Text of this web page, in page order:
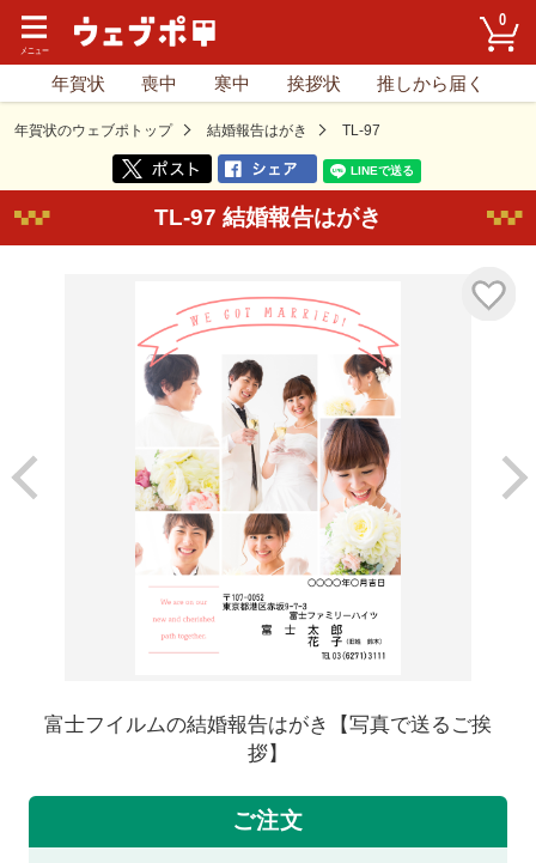
0
年賀状 喪中 寒中 挨拶状 推しから届く
年賀状のウェブポトップ 結婚報告はがき TL-97
TL-97 結婚報告はがき
富士フイルムの結婚報告はがき【写真で送るご挨
拶】
ご注文